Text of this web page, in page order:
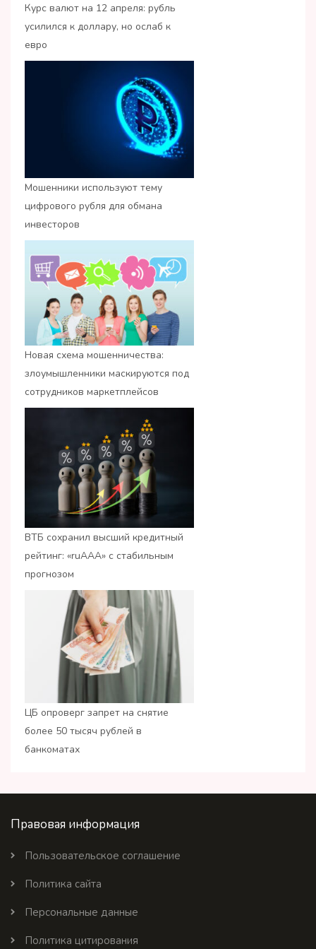
Курс валют на 12 апреля: рубль
усилился к доллару, но ослаб к
евро
Мошенники используют тему
цифрового рубля для обмана
инвесторов
Новая схема мошенничества:
злоумышленники маскируются под
сотрудников маркетплейсов
ВТБ сохранил высший кредитный
рейтинг: «ruАAA» с стабильным
прогнозом
ЦБ опроверг запрет на снятие
более 50 тысяч рублей в
банкоматах
Правовая информация
Пользовательское соглашение
Политика сайта
Персональные данные
Политика цитирования